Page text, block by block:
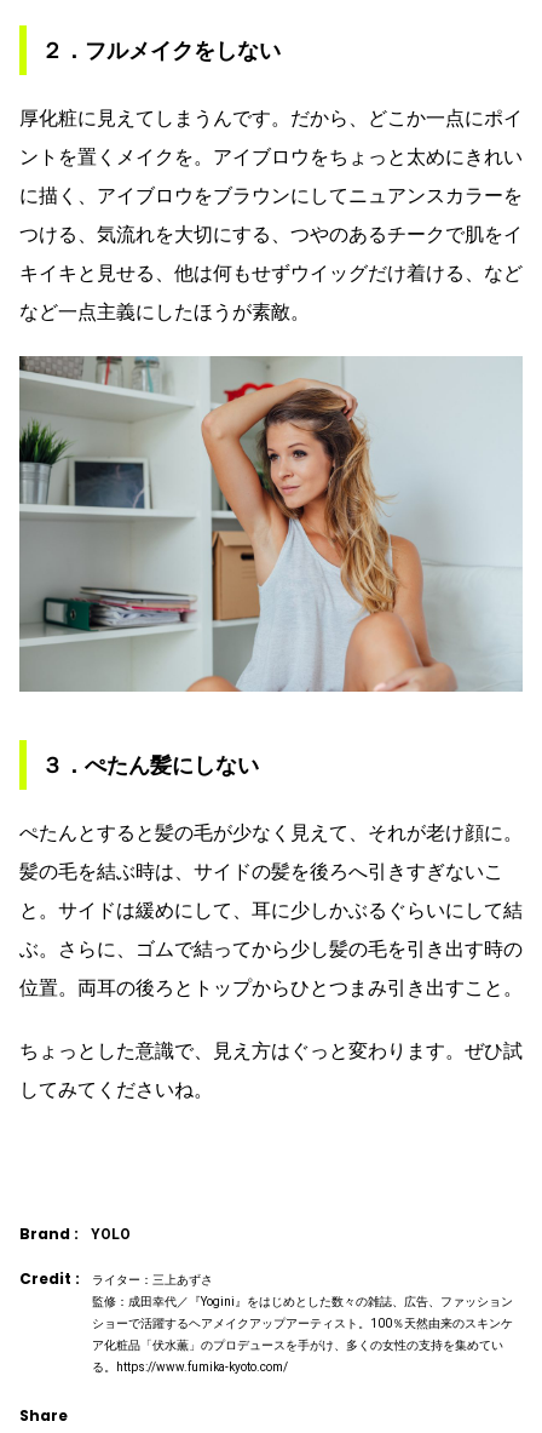
２．フルメイクをしない
厚化粧に見えてしまうんです。だから、どこか一点にポイ
ントを置くメイクを。アイブロウをちょっと太めにきれい
に描く、アイブロウをブラウンにしてニュアンスカラーを
つける、気流れを大切にする、つやのあるチークで肌をイ
キイキと見せる、他は何もせずウイッグだけ着ける、など
など一点主義にしたほうが素敵。
３．ぺたん髪にしない
ぺたんとすると髪の毛が少なく見えて、それが老け顔に。
髪の毛を結ぶ時は、サイドの髪を後ろへ引きすぎないこ
と。サイドは緩めにして、耳に少しかぶるぐらいにして結
ぶ。さらに、ゴムで結ってから少し髪の毛を引き出す時の
位置。両耳の後ろとトップからひとつまみ引き出すこと。
ちょっとした意識で、見え方はぐっと変わります。ぜひ試
してみてくださいね。
Brand : YOLO
Credit :
ライター：三上あずさ
監修：成田幸代／『Yogini』をはじめとした数々の雑誌、広告、ファッション
ショーで活躍するヘアメイクアップアーティスト。100％天然由来のスキンケ
ア化粧品「伏水薫」のプロデュースを手がけ、多くの女性の支持を集めてい
る。https://www.fumika-kyoto.com/
Share